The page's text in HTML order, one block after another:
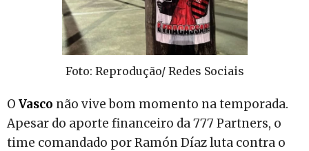
Foto: Reprodução/ Redes Sociais
O Vasco não vive bom momento na temporada.
Apesar do aporte financeiro da 777 Partners, o
time comandado por Ramón Díaz luta contra o